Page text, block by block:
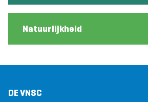
Natuurlijkheid
DE VNSC